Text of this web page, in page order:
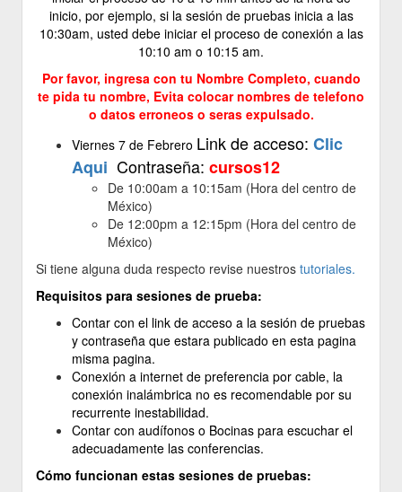
inicio, por ejemplo, si la sesión de pruebas inicia a las
10:30am, usted debe iniciar el proceso de conexión a las
10:10 am o 10:15 am.
Por favor, ingresa con tu Nombre Completo, cuando
te pida tu nombre, Evita colocar nombres de telefono
o datos erroneos o seras expulsado.
Viernes 7 de Febrero Link de acceso: Clic
Aqui Contraseña: cursos12
De 10:00am a 10:15am (Hora del centro de
México)
De 12:00pm a 12:15pm (Hora del centro de
México)
Si tiene alguna duda respecto revise nuestros tutoriales.
Requisitos para sesiones de prueba:
Contar con el link de acceso a la sesión de pruebas
y contraseña que estara publicado en esta pagina
misma pagina.
Conexión a internet de preferencia por cable, la
conexión inalámbrica no es recomendable por su
recurrente inestabilidad.
Contar con audífonos o Bocinas para escuchar el
adecuadamente las conferencias.
Cómo funcionan estas sesiones de pruebas: